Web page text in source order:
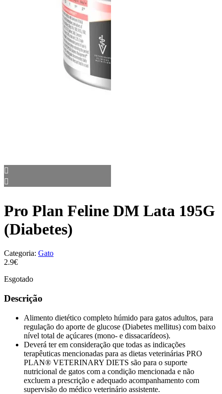
Pro Plan Feline DM Lata 195G
(Diabetes)
Categoria: Gato
2.9€
Esgotado
Descrição
Alimento dietético completo húmido para gatos adultos, para
regulação do aporte de glucose (Diabetes mellitus) com baixo
nível total de açúcares (mono- e dissacarídeos).
Deverá ter em consideração que todas as indicações
terapêuticas mencionadas para as dietas veterinárias PRO
PLAN® VETERINARY DIETS são para o suporte
nutricional de gatos com a condição mencionada e não
excluem a prescrição e adequado acompanhamento com
supervisão do médico veterinário assistente.